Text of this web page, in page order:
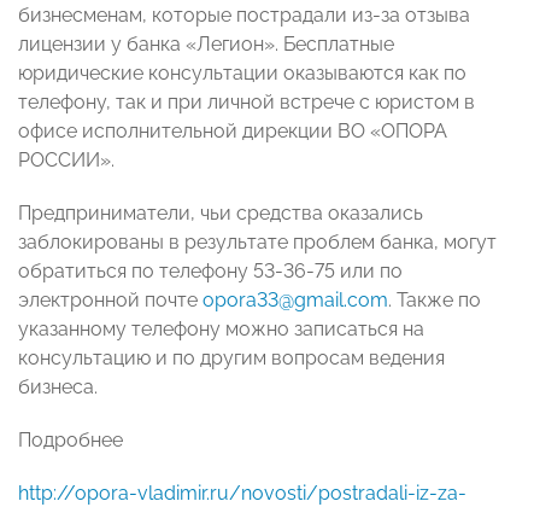
бизнесменам, которые пострадали из-за отзыва
лицензии у банка «Легион». Бесплатные
юридические консультации оказываются как по
телефону, так и при личной встрече с юристом в
офисе исполнительной дирекции ВО «ОПОРА
РОССИИ».
Предприниматели, чьи средства оказались
заблокированы в результате проблем банка, могут
обратиться по телефону 53-36-75 или по
электронной почте opora33@gmail.com. Также по
указанному телефону можно записаться на
консультацию и по другим вопросам ведения
бизнеса.
Подробнее
http://opora-vladimir.ru/novosti/postradali-iz-za-